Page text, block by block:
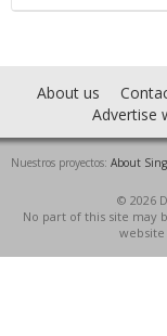
About us
Advertise
Nuestros proyectos: About
© 2026
No part of this site may
website